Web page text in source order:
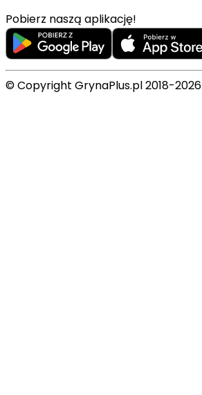
Pobierz naszą aplikację!
© Copyright GrynaPlus.pl 2018-2026